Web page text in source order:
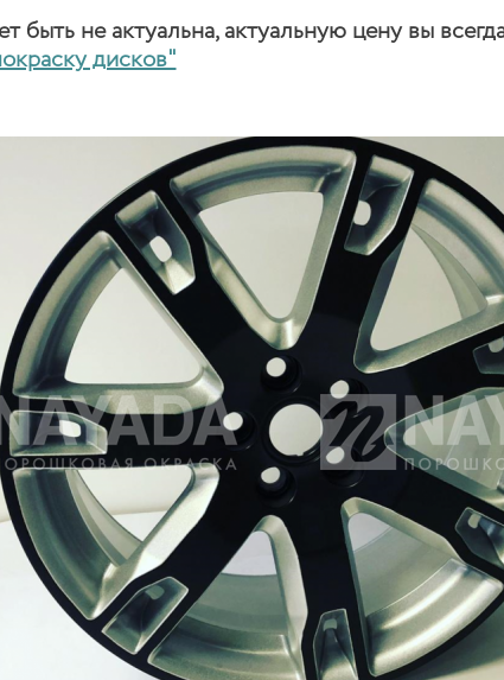
быть не актуальна, актуальную цену вы
дисков"